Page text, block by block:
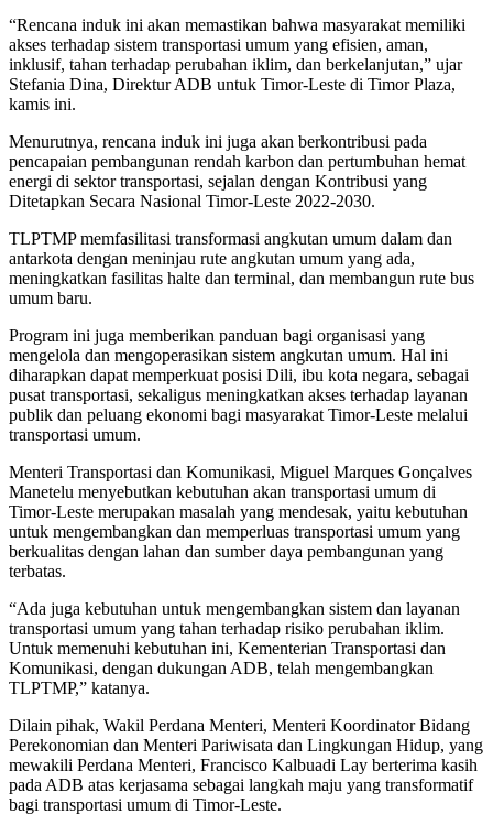
“Rencana induk ini akan memastikan bahwa masyarakat memiliki
akses terhadap sistem transportasi umum yang efisien, aman,
inklusif, tahan terhadap perubahan iklim, dan berkelanjutan,” ujar
Stefania Dina, Direktur ADB untuk Timor-Leste di Timor Plaza,
kamis ini.
Menurutnya, rencana induk ini juga akan berkontribusi pada
pencapaian pembangunan rendah karbon dan pertumbuhan hemat
energi di sektor transportasi, sejalan dengan Kontribusi yang
Ditetapkan Secara Nasional Timor-Leste 2022-2030.
TLPTMP memfasilitasi transformasi angkutan umum dalam dan
antarkota dengan meninjau rute angkutan umum yang ada,
meningkatkan fasilitas halte dan terminal, dan membangun rute bus
umum baru.
Program ini juga memberikan panduan bagi organisasi yang
mengelola dan mengoperasikan sistem angkutan umum. Hal ini
diharapkan dapat memperkuat posisi Dili, ibu kota negara, sebagai
pusat transportasi, sekaligus meningkatkan akses terhadap layanan
publik dan peluang ekonomi bagi masyarakat Timor-Leste melalui
transportasi umum.
Menteri Transportasi dan Komunikasi, Miguel Marques Gonçalves
Manetelu menyebutkan kebutuhan akan transportasi umum di
Timor-Leste merupakan masalah yang mendesak, yaitu kebutuhan
untuk mengembangkan dan memperluas transportasi umum yang
berkualitas dengan lahan dan sumber daya pembangunan yang
terbatas.
“Ada juga kebutuhan untuk mengembangkan sistem dan layanan
transportasi umum yang tahan terhadap risiko perubahan iklim.
Untuk memenuhi kebutuhan ini, Kementerian Transportasi dan
Komunikasi, dengan dukungan ADB, telah mengembangkan
TLPTMP,” katanya.
Dilain pihak, Wakil Perdana Menteri, Menteri Koordinator Bidang
Perekonomian dan Menteri Pariwisata dan Lingkungan Hidup, yang
mewakili Perdana Menteri, Francisco Kalbuadi Lay berterima kasih
pada ADB atas kerjasama sebagai langkah maju yang transformatif
bagi transportasi umum di Timor-Leste.